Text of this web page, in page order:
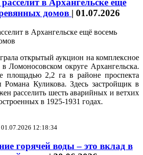
в Архангельске ещё
домов | 01.07.2026
открытый аукцион на комплексное
в Ломоносовском округе Архангельска.
площадью 2,2 га в районе проспекта
Куликова. Здесь застройщик в
расселить шесть аварийных и ветхих
в 1925-1931 годах.
01.07.2026 12:18:34
горячей воды – это вклад в